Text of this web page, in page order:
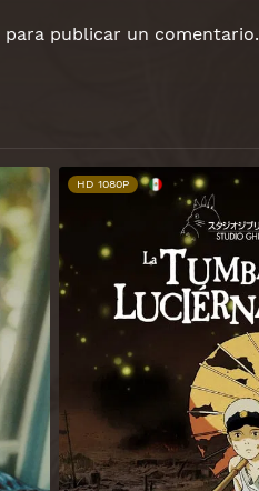
para publicar un comentario.
HD 1080P